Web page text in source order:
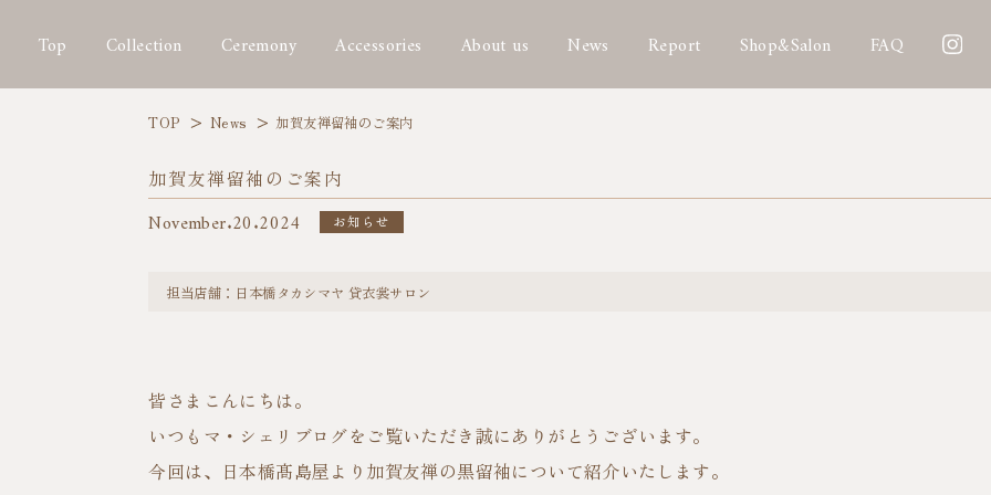
Top Collection Ceremony Accessories About us News Report Shop&Salon FAQ
TOP News 加賀友禅留袖のご案内
加賀友禅留袖のご案内
November.20.2024 お知らせ
担当店舗：日本橋タカシマヤ 貸衣裳サロン
皆さまこんにちは。
いつもマ・シェリブログをご覧いただき誠にありがとうございます。
今回は、日本橋髙島屋より加賀友禅の黒留袖について紹介いたします。